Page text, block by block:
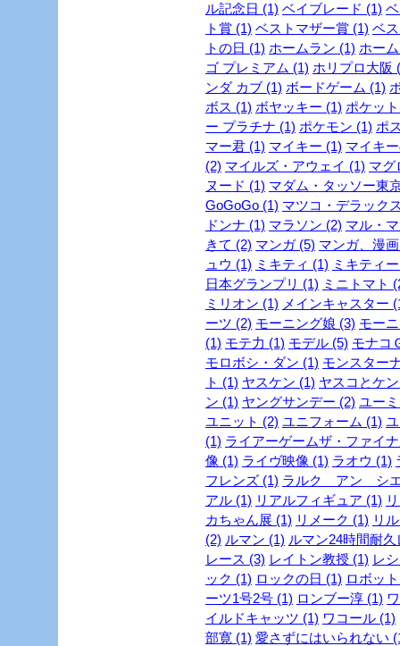
ル記念日 (1) ベイブレード (1)
ト賞 (1) ベストマザー賞 (1) ベ
トの日 (1) ホームラン (1) ホー
ゴ プレミアム (1) ホリプロ大阪
ンダ カブ (1) ボードゲーム (1)
ボス (1) ボヤッキー (1) ポケッ
ー プラチナ (1) ポケモン (1) ポ
マー君 (1) マイキー (1) マイキ
(2) マイルズ・アウェイ (1) マグ
ヌード (1) マダム・タッソー東
GoGoGo (1) マツコ・デラック
ドンナ (1) マラソン (2) マル・
きて (2) マンガ (5) マンガ、漫
ュウ (1) ミキティ (1) ミキティ
日本グランプリ (1) ミニトマト
ミリオン (1) メインキャスター
ーツ (2) モーニング娘 (3) モー
(1) モテ力 (1) モデル (5) モナコ
モロボシ・ダン (1) モンスター
ト (1) ヤスケン (1) ヤスコとケ
ン (1) ヤングサンデー (2) ユー
ユニット (2) ユニフォーム (1)
(1) ライアーゲームザ・ファイ
像 (1) ライヴ映像 (1) ラオウ (1)
フレンズ (1) ラルク アン シ
アル (1) リアルフィギュア (1)
カちゃん展 (1) リメーク (1) リ
(2) ルマン (1) ルマン24時間耐
レース (3) レイトン教授 (1) レ
ック (1) ロックの日 (1) ロボッ
ーツ1号2号 (1) ロンブー淳 (1)
イルドキャッツ (1) ワコール (1)
部寛 (1) 愛さずにはいられない